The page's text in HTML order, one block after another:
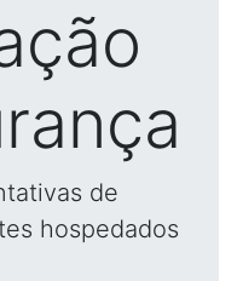
de
hospedados